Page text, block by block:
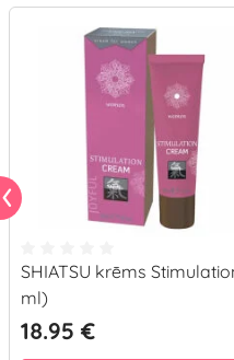
SHIATSU krēms
ml)
18.95 €